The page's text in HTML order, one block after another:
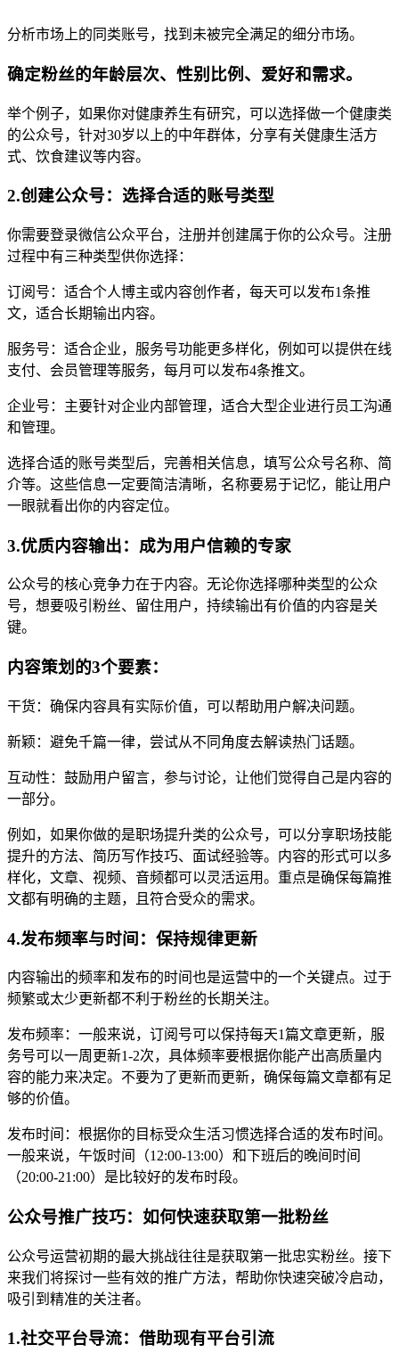
分析市场上的同类账号，找到未被完全满足的细分市场。
确定粉丝的年龄层次、性别比例、爱好和需求。
举个例子，如果你对健康养生有研究，可以选择做一个健康类
的公众号，针对30岁以上的中年群体，分享有关健康生活方
式、饮食建议等内容。
2.创建公众号：选择合适的账号类型
你需要登录微信公众平台，注册并创建属于你的公众号。注册
过程中有三种类型供你选择：
订阅号：适合个人博主或内容创作者，每天可以发布1条推
文，适合长期输出内容。
服务号：适合企业，服务号功能更多样化，例如可以提供在线
支付、会员管理等服务，每月可以发布4条推文。
企业号：主要针对企业内部管理，适合大型企业进行员工沟通
和管理。
选择合适的账号类型后，完善相关信息，填写公众号名称、简
介等。这些信息一定要简洁清晰，名称要易于记忆，能让用户
一眼就看出你的内容定位。
3.优质内容输出：成为用户信赖的专家
公众号的核心竞争力在于内容。无论你选择哪种类型的公众
号，想要吸引粉丝、留住用户，持续输出有价值的内容是关
键。
内容策划的3个要素：
干货：确保内容具有实际价值，可以帮助用户解决问题。
新颖：避免千篇一律，尝试从不同角度去解读热门话题。
互动性：鼓励用户留言，参与讨论，让他们觉得自己是内容的
一部分。
例如，如果你做的是职场提升类的公众号，可以分享职场技能
提升的方法、简历写作技巧、面试经验等。内容的形式可以多
样化，文章、视频、音频都可以灵活运用。重点是确保每篇推
文都有明确的主题，且符合受众的需求。
4.发布频率与时间：保持规律更新
内容输出的频率和发布的时间也是运营中的一个关键点。过于
频繁或太少更新都不利于粉丝的长期关注。
发布频率：一般来说，订阅号可以保持每天1篇文章更新，服
务号可以一周更新1-2次，具体频率要根据你能产出高质量内
容的能力来决定。不要为了更新而更新，确保每篇文章都有足
够的价值。
发布时间：根据你的目标受众生活习惯选择合适的发布时间。
一般来说，午饭时间（12:00-13:00）和下班后的晚间时间
（20:00-21:00）是比较好的发布时段。
公众号推广技巧：如何快速获取第一批粉丝
公众号运营初期的最大挑战往往是获取第一批忠实粉丝。接下
来我们将探讨一些有效的推广方法，帮助你快速突破冷启动，
吸引到精准的关注者。
1.社交平台导流：借助现有平台引流